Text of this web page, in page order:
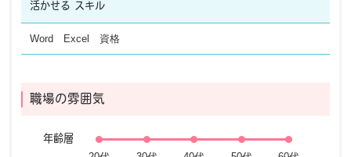
活かせる スキル
Word Excel 資格
職場の雰囲気
年齢層